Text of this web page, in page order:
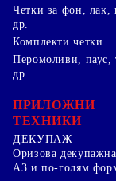
Четки за фон, лак,
др.
Комплекти четки
Перомоливи, паус,
др.
ПРИЛОЖНИ
ТЕХНИКИ
ДЕКУПАЖ
Оризова
А3 и по-голям